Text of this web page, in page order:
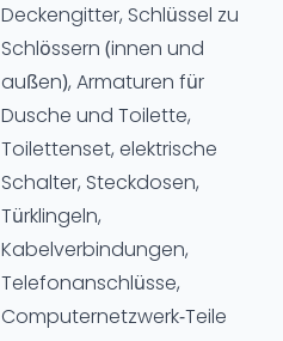
Deckengitter, Schlüssel zu
Schlössern (innen und
außen), Armaturen für
Dusche und Toilette,
Toilettenset, elektrische
Schalter, Steckdosen,
Türklingeln,
Kabelverbindungen,
Telefonanschlüsse,
Computernetzwerk-Teile